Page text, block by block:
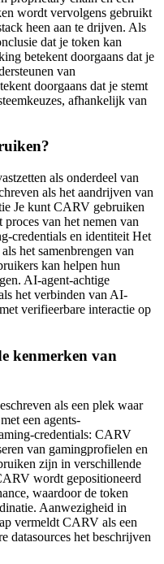
wordt vervolgens gebruikt
heen aan te drijven. Als
dat je token kan
betekent doorgaans dat je
van
doorgaans dat je stemt
afhankelijk van
als onderdeel van
als het aandrijven van
Je kunt CARV gebruiken
proces van het nemen van
credentials en identiteit Het
het samenbrengen van
kan helpen hun
AI-agent-achtige
het verbinden van AI-
verifieerbare interactie op
kenmerken van
als een plek waar
een agents-
credentials: CARV
van gamingprofielen en
zijn in verschillende
wordt gepositioneerd
waardoor de token
Aanwezigheid in
vermeldt CARV als een
datasources het beschrijven